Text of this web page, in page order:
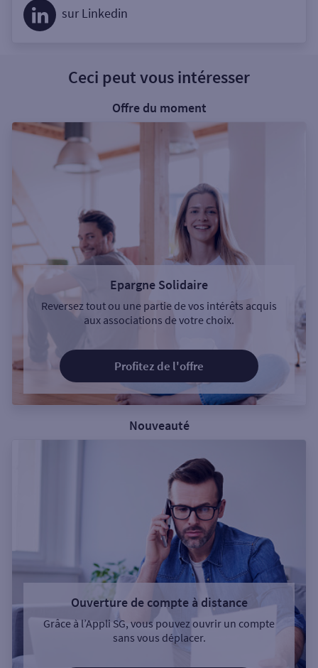
sur Linkedin
Ceci peut vous intéresser
Offre du moment
Epargne Solidaire
Reversez tout ou une partie de vos intérêts acquis
aux associations de votre choix.
Profitez de l'offre
Nouveauté
Ouverture de compte à distance
Grâce à l’Appli SG, vous pouvez ouvrir un compte
sans vous déplacer.